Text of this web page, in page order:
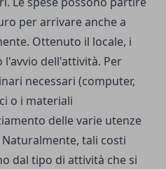
per arrivare anche a
Ottenuto il locale, i
dell'attività. Per
necessari (computer,
o i materiali
delle varie utenze
tali costi
dal tipo di attività che si